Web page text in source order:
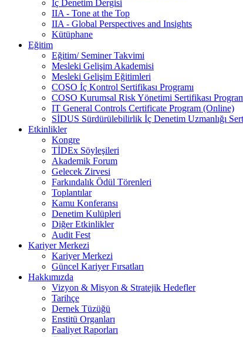
İç Denetim Dergisi
IIA - Tone at the Top
IIA - Global Perspectives and Insights
Kütüphane
Eğitim
Eğitim/ Seminer Takvimi
Mesleki Gelişim Akademisi
Mesleki Gelişim Eğitimleri
COSO İç Kontrol Sertifikası Programı
COSO Kurumsal Risk Yönetimi Sertifikası
IT General Controls Certificate Program (Online)
SİDUS Sürdürülebilirlik İç Denetim Uzmanlığı
Etkinlikler
Kongre
TİDEx Söyleşileri
Akademik Forum
Gelecek Zirvesi
Farkındalık Ödül Törenleri
Toplantılar
Kamu Konferansı
Denetim Kulüpleri
Diğer Etkinlikler
Audit Fest
Kariyer Merkezi
Kariyer Merkezi
Güncel Kariyer Fırsatları
Hakkımızda
Vizyon & Misyon & Stratejik Hedefler
Tarihçe
Dernek Tüzüğü
Enstitü Organları
Faaliyet Raporları